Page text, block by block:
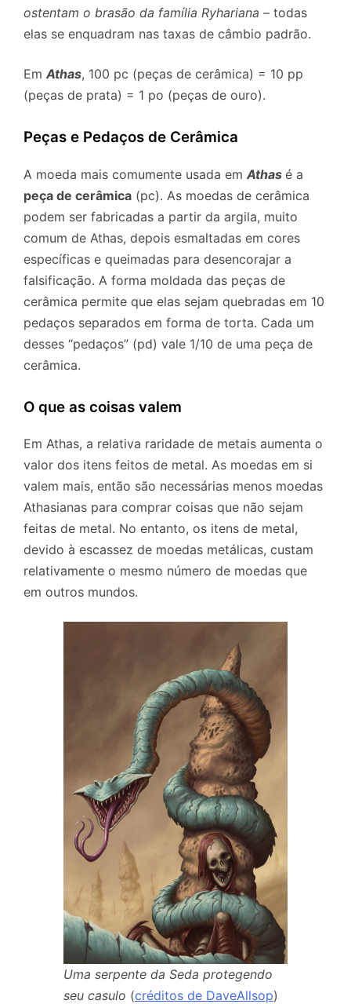
ostentam o brasão da família Ryhariana – todas
elas se enquadram nas taxas de câmbio padrão.
Em Athas, 100 pc (peças de cerâmica) = 10 pp
(peças de prata) = 1 po (peças de ouro).
Peças e Pedaços de Cerâmica
A moeda mais comumente usada em Athas é a
peça de cerâmica (pc). As moedas de cerâmica
podem ser fabricadas a partir da argila, muito
comum de Athas, depois esmaltadas em cores
específicas e queimadas para desencorajar a
falsificação. A forma moldada das peças de
cerâmica permite que elas sejam quebradas em 10
pedaços separados em forma de torta. Cada um
desses “pedaços” (pd) vale 1/10 de uma peça de
cerâmica.
O que as coisas valem
Em Athas, a relativa raridade de metais aumenta o
valor dos itens feitos de metal. As moedas em si
valem mais, então são necessárias menos moedas
Athasianas para comprar coisas que não sejam
feitas de metal. No entanto, os itens de metal,
devido à escassez de moedas metálicas, custam
relativamente o mesmo número de moedas que
em outros mundos.
Uma serpente da Seda protegendo
seu casulo (créditos de DaveAllsop)